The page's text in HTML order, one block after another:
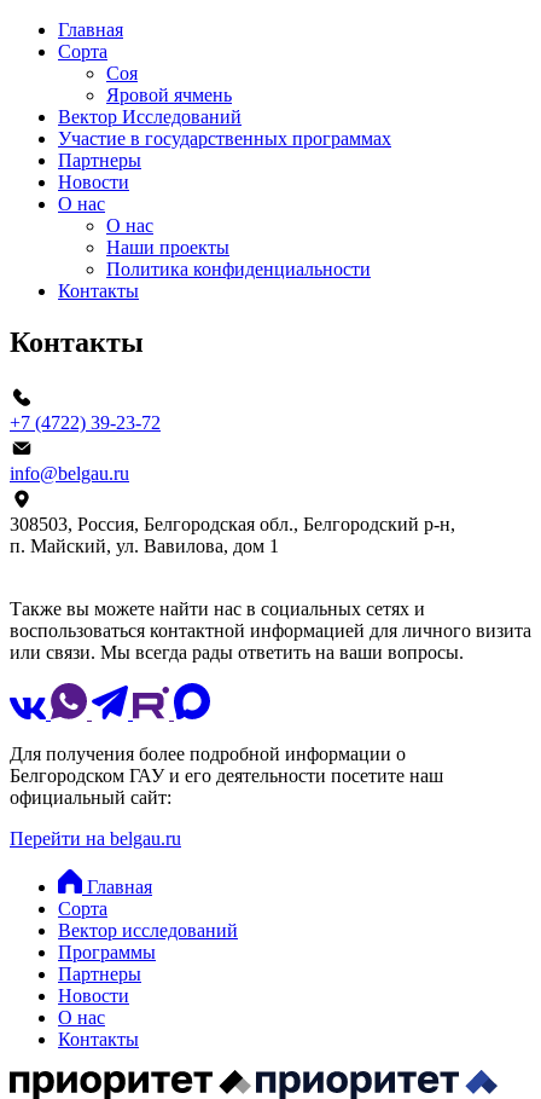
Главная
Сорта
Соя
Яровой ячмень
Вектор Исследований
Участие в государственных программах
Партнеры
Новости
О нас
О нас
Наши проекты
Политика конфиденциальности
Контакты
Контакты
+7 (4722) 39-23-72
info@belgau.ru
308503, Россия, Белгородская обл., Белгородский р‑н,
п. Майский, ул. Вавилова, дом 1
Также вы можете найти нас в социальных сетях и
воспользоваться контактной информацией для личного визита
или связи. Мы всегда рады ответить на ваши вопросы.
Для получения более подробной информации о
Белгородском ГАУ и его деятельности посетите наш
официальный сайт:
Перейти на belgau.ru
Главная
Сорта
Вектор исследований
Программы
Партнеры
Новости
О нас
Контакты